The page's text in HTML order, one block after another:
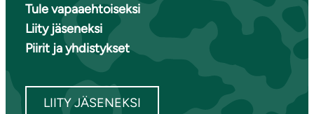
Tule vapaaehtoiseksi
Liity jäseneksi
Piirit ja yhdistykset
LIITY JÄSENEKSI